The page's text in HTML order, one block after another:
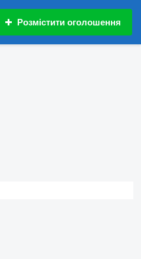
Розмістити оголошення